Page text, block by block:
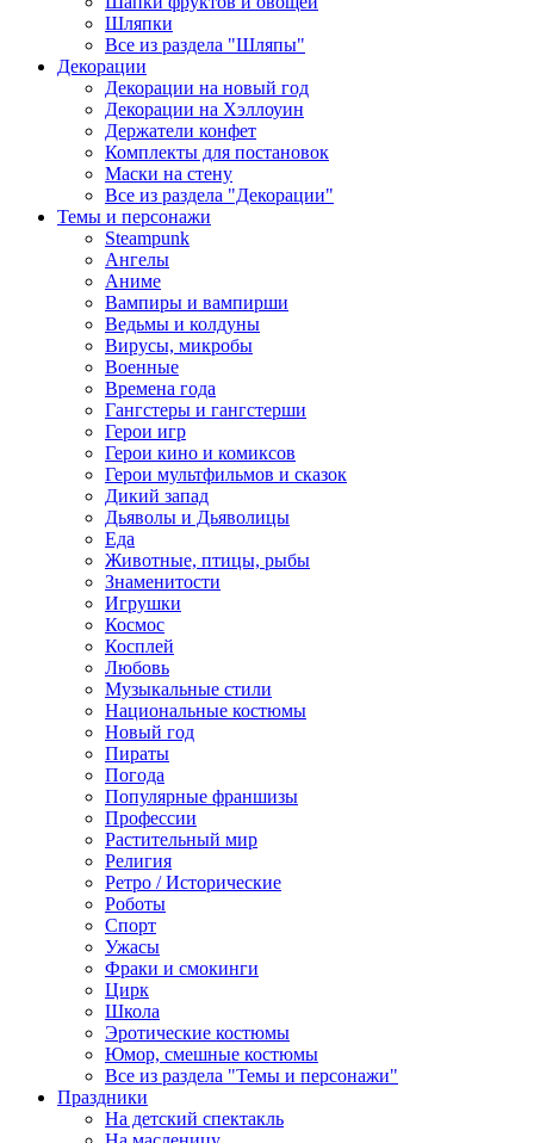
Шляпки
Все из раздела "Шляпы"
Декорации
Декорации на новый год
Декорации на Хэллоуин
Держатели конфет
Комплекты для постановок
Маски на стену
Все из раздела "Декорации"
Темы и персонажи
Steampunk
Ангелы
Аниме
Вампиры и вампирши
Ведьмы и колдуны
Вирусы, микробы
Военные
Времена года
Гангстеры и гангстерши
Герои игр
Герои кино и комиксов
Герои мультфильмов и сказок
Дикий запад
Дьяволы и Дьяволицы
Еда
Животные, птицы, рыбы
Знаменитости
Игрушки
Космос
Косплей
Любовь
Музыкальные стили
Национальные костюмы
Новый год
Пираты
Погода
Популярные франшизы
Профессии
Растительный мир
Религия
Ретро / Исторические
Роботы
Спорт
Ужасы
Фраки и смокинги
Цирк
Школа
Эротические костюмы
Юмор, смешные костюмы
Все из раздела "Темы и персонажи"
Праздники
На детский спектакль